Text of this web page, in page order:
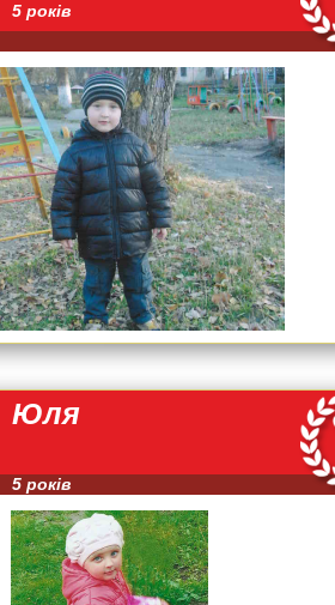
5 років
Юля
5 років